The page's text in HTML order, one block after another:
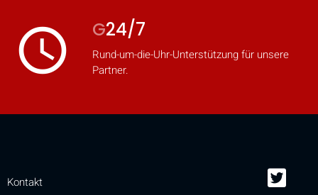
access_time G24/7
Rund-um-die-Uhr-Unterstützung für unsere
Partner.
Kontakt